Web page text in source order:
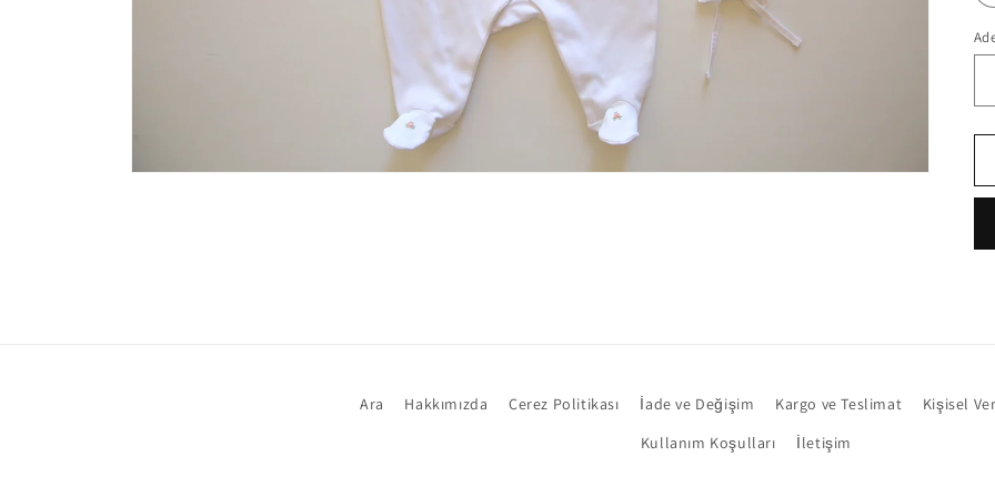
Ara Hakkımızda Çerez Politikası İade ve Değişim Kargo ve Teslimat
Kişisel
Kullanım Koşulları
İletişim